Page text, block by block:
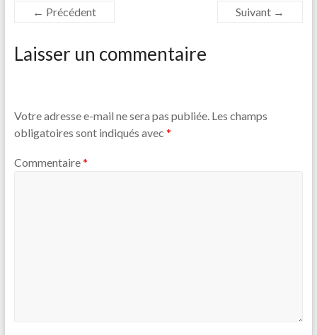
← Précédent Suivant →
Laisser un commentaire
Votre adresse e-mail ne sera pas publiée. Les champs
obligatoires sont indiqués avec *
Commentaire*